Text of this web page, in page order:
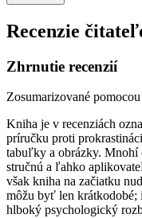
Recenzie
Zhrnutie recenzií
Zosumarizované
Kniha je v recenziách
príručku proti
tabuľky a obrázky. Mnohí
stručnú a ľahko
však kniha na začiatku
môžu byť len krátkodobé;
hlboký psychologický